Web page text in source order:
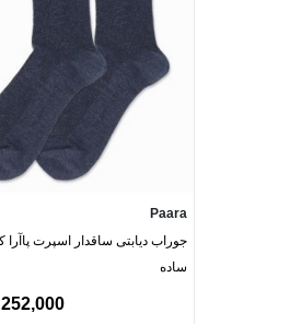
Paara
ساده
252,000 تومان